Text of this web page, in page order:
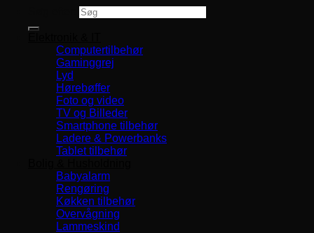
Computertilbehør
Gaminggrej
Lyd
Hørebøffer
Foto og video
TV og Billeder
Smartphone tilbehør
Ladere & Powerbanks
Tablet tilbehør
Babyalarm
Rengøring
Køkken tilbehør
Overvågning
Lammeskind